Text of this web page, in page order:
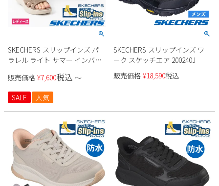
SKECHERS スリップインズ パ
ラレル ライト サマー インバイ
販売価格 ¥7,600税込 〜
SALE 人気
SKECHERS スリップインズ ワ
ーク スケッチエア 200240J
販売価格 ¥18,590税込